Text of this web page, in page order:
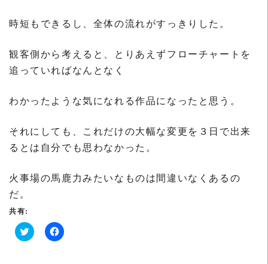
時短もできるし、全体の流れがすっきりした。
観客側から考えると、とりあえずフローチャートを
追っていればなんとなく
わかったような気になれる作品になったと思う。
それにしても、これだけの大幅な変更を３日で出来
るとは自分でも思わなかった。
火事場の馬鹿力みたいなものは間違いなくあるの
だ。
共有:
ク F